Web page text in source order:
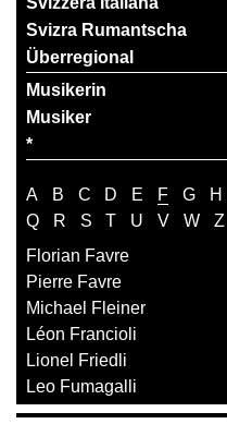
Svizra Rumantscha
Überregional
Musikerin
Musiker
*
A B C D E F G H
Q
R S T U V W
Z
Florian Favre
Pierre Favre
Michael Fleiner
Léon Francioli
Lionel Friedli
Leo Fumagalli